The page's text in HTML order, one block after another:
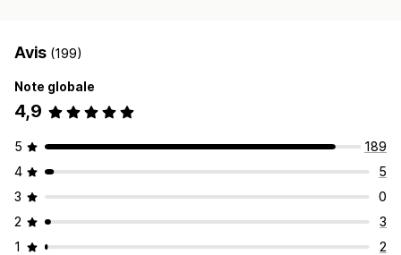
Avis (199)
Note globale
4,9
5
189
4
5
3
0
2
3
1
2